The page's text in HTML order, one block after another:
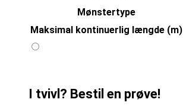
Mønstertype
Maksimal kontinuerlig længde (m)
I tvivl? Bestil en prøve!